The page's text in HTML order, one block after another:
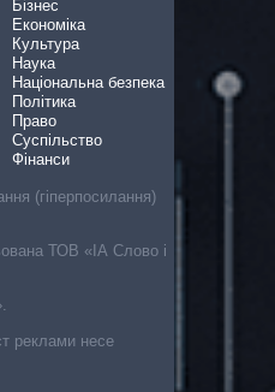
Бізнес
Економіка
Культура
Наука
Національна безпека
Політика
Право
Суспільство
Фінанси
(гіперпосилання)
ТОВ «ІА Слово і
реклами несе